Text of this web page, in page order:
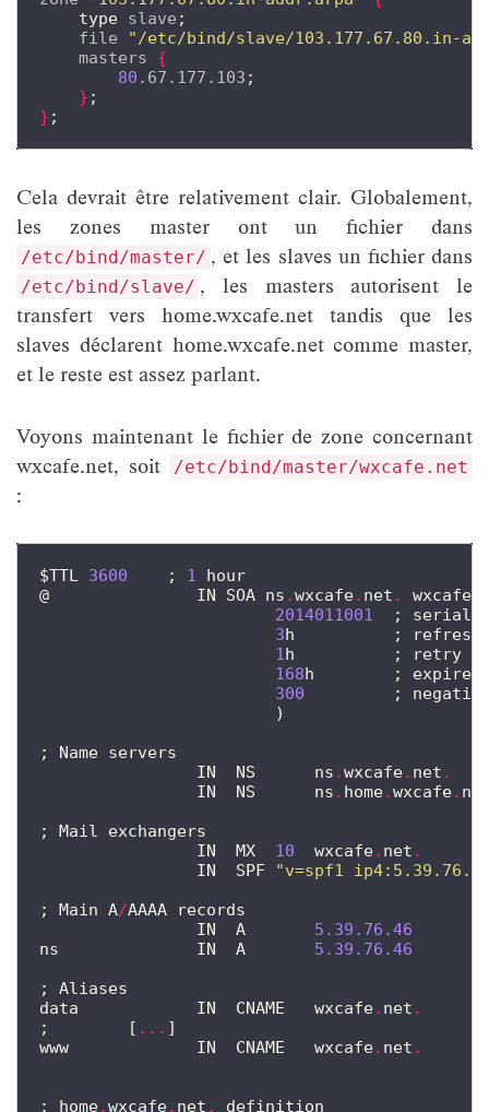
type slave ;
    file
"/etc/bind/slave/103.177.67.80.in-
    masters
{
80 .67.177.103 ;
} ;
} ;
Cela devrait être relativement clair. Globalement,
les zones master ont un fichier dans
/etc/bind/master/ , et les slaves un fichier dans
/etc/bind/slave/ , les masters autorisent le
transfert vers home.wxcafe.net tandis que les
slaves déclarent home.wxcafe.net comme master,
et le reste est assez parlant.
Voyons maintenant le fichier de zone concernant
wxcafe.net, soit
/etc/bind/master/wxcafe.net
:
$TTL 3600 ; 1
hour
@
IN SOA ns .wxcafe. net . wxcafe
2014011001
;
serial
3h ;
refresh
1h ;
retry
168h ;
expire
300
;
)
;
Name servers
IN
NS ns .wxcafe. net .
IN
NS ns . home.wxcafe.
;
Mail
exchangers
IN
MX 10 wxcafe. net .
IN
SPF
"v=spf1
;
Main A/AAAA
records
IN
A
5.39.76.46
ns
IN A
5.39.76.46
;
Aliases
data
IN CNAME wxcafe. net .
;
[ ... ]
www
IN CNAME wxcafe. net .
; home.wxcafe. net . definition